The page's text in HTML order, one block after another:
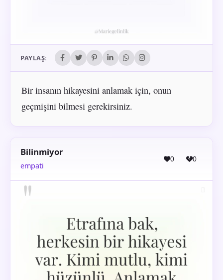
PAYLAŞ:
Bir insanın hikayesini anlamak için, onun
geçmişini bilmesi gerekirsiniz.
Bilinmiyor
empati
0 0